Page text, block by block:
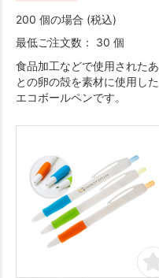
200 個の場合 (税込)
最低ご注文数： 30 個
食品加工などで使用されたあ
との卵の殻を素材に使用した
エコボールペンです。